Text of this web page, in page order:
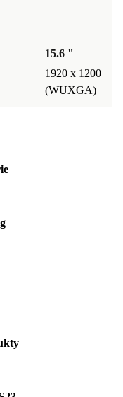
15.6 "
1920 x 1200
(WUXGA)